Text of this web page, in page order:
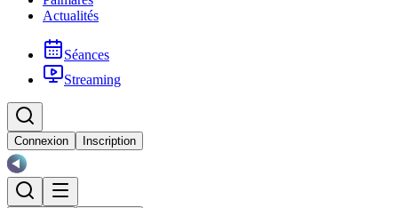
Actualités
Séances
Streaming
Connexion Inscription